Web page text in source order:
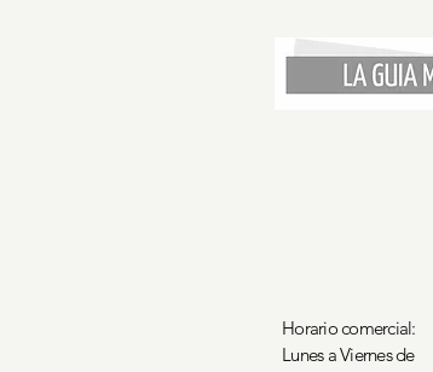
Horario comercial:
Lunes a Viernes de